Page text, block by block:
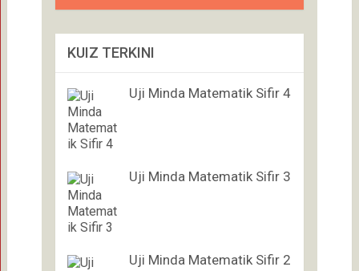
KUIZ TERKINI
Uji Minda Matematik Sifir 4
Uji Minda Matematik Sifir 3
Uji Minda Matematik Sifir 2